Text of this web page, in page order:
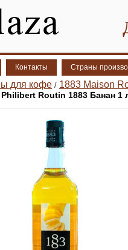
Контакты Страны
для кофе / 1883 Maison
Routin 1883 Банан 1